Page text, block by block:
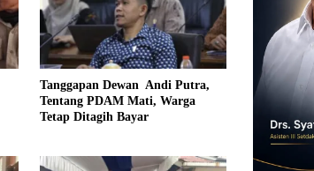
Tanggapan Dewan Andi Putra,
Tentang PDAM Mati, Warga
Tetap Ditagih Bayar